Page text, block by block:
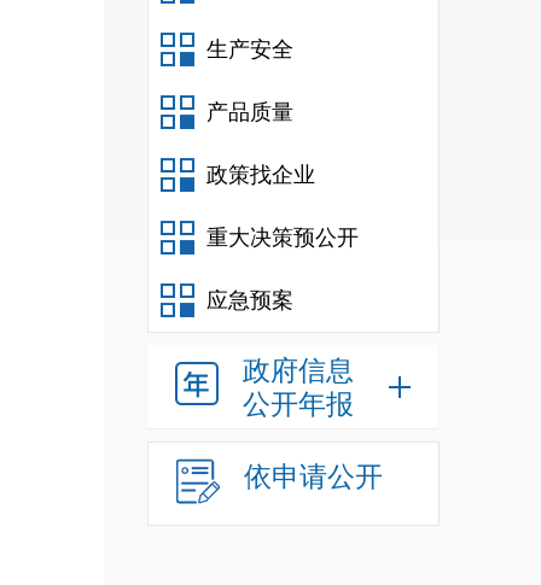
生产安全
产品质量
政策找企业
重大决策预公开
应急预案
政府信息
公开年报
依申请公开